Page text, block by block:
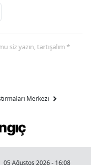
siz yazın, tartışalım *
Merkezi
05 Ağustos 2026 - 16:08